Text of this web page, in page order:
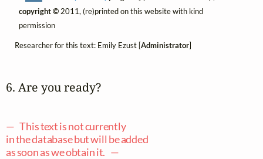
copyright ©2011, (re)printed on this website with kind
permission
Researcher for this text: Emily Ezust [Administrator]
6. Are you ready?
— This text is not currently
in the database but will be added
as soon as we obtain it. —